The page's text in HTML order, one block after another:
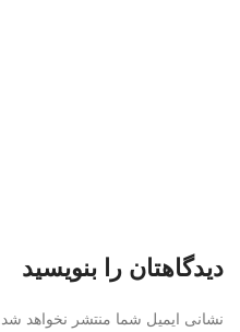
دیدگاهتان را بنویسید
نشانی ایمیل شما منتشر نخواهد شد.